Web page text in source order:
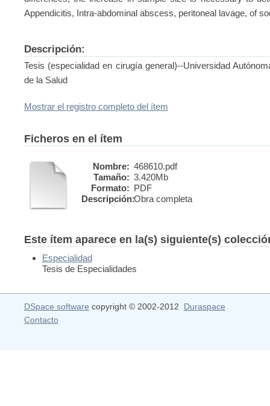
Appendicitis, Intra-abdominal abscess, peritoneal lavage, of
Descripción:
Tesis (especialidad en cirugía general)--Universidad
de la Salud
Mostrar el registro completo del ítem
Ficheros en el ítem
Nombre: 468610.pdf
Tamaño: 3.420Mb
Formato: PDF
Descripción:Obra completa
Este ítem aparece en la(s) siguiente(s)
Especialidad
Tesis de Especialidades
DSpace software copyright © 2002-2012 Duraspace
Contacto